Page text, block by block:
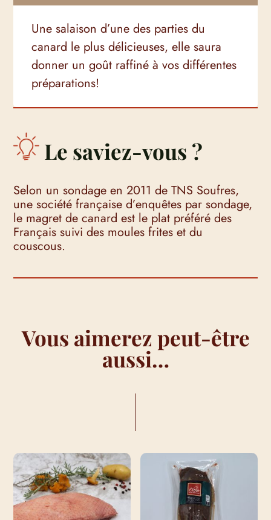
Une salaison d’une des parties du
canard le plus délicieuses, elle saura
donner un goût raffiné à vos différentes
préparations!
Le saviez-vous ?
Selon un sondage en 2011 de TNS Soufres,
une société française d’enquêtes par sondage,
le magret de canard est le plat préféré des
Français suivi des moules frites et du
couscous.
Vous aimerez peut-être
aussi…
VOUS AIMEREZ PEUT-ÊTRE AUSSI…